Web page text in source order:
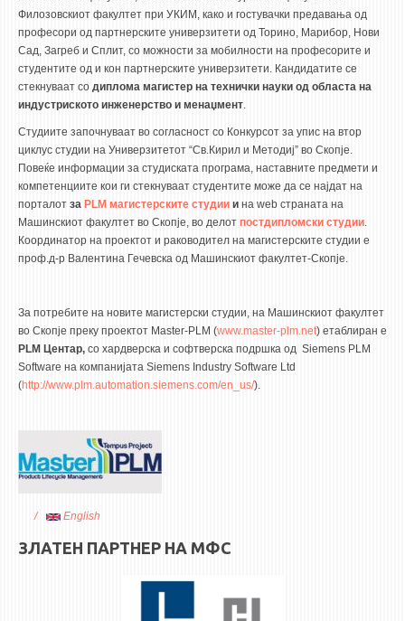
ИНФОРМАЦИИ ОД ЈАВЕН КАРАКТЕР
АНКЕТИ И САМОЕВАЛУАЦИИ
ЗАВРШНИ СМЕТКИ
ALUMNI MFS
ИЗВЕСТУВАЊА
НАСТАВЕН КАДАР
РЕДОВНИ ПРОФ.
ДОЦЕНТИ
АСИСТЕНТИ
ЛЕКТОРИ
IN MEMORIAM
III ЦИКЛУС - ДОКТОРСКИ
Филозовскиот факултет при УКИМ, како и гостувачки предавања од
професори од партнерските универзитети од Торино, Марибор, Нови
Сад, Загреб и Сплит, со можности за мобилности на професорите и
студентите од и кон партнерските универзитети. Кандидатите се
стекнуваат со диплома магистер на технички науки од областа на
индустриското инженерство и менаџмент.
Студиите започнуваат во согласност со Конкурсот за упис на втор
циклус студии на Универзитетот “Св.Кирил и Методиј” во Скопје.
Повеќе информации за студиската програма, наставните предмети и
компетенциите кои ги стекнуваат студентите може да се најдат на
порталот за PLM магистерските студии и на web страната на
Машинскиот факултет во Скопје, во делот постдипломски студии.
Координатор на проектот и раководител на магистерските студии е
проф.д-р Валентина Гечевска од Машинскиот факултет-Скопје.
За потребите на новите магистерски студии, на Машинскиот факултет
во Скопје преку проектот Master-PLM (www.master-plm.net) етаблиран е
PLM Центар, со хардверска и софтверска подршка од Siemens PLM
Software на компанијата Siemens Industry Software Ltd
(http://www.plm.automation.siemens.com/en_us/).
English
ЗЛАТЕН ПАРТНЕР НА МФС